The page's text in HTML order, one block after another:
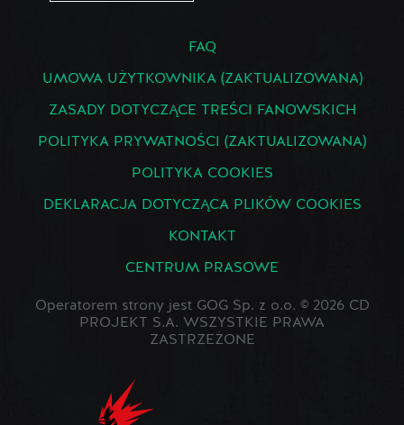
FAQ
UMOWA UŻYTKOWNIKA (ZAKTUALIZOWANA)
ZASADY DOTYCZĄCE TREŚCI FANOWSKICH
POLITYKA PRYWATNOŚCI (ZAKTUALIZOWANA)
POLITYKA COOKIES
DEKLARACJA DOTYCZĄCA PLIKÓW COOKIES
KONTAKT
CENTRUM PRASOWE
Operatorem strony jest GOG Sp. z o.o. © 2026 CD
PROJEKT S.A. WSZYSTKIE PRAWA
ZASTRZEŻONE